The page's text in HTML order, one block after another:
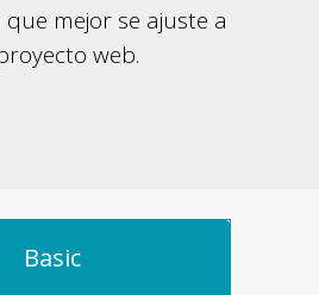
mejor se ajuste a
web.
Basic